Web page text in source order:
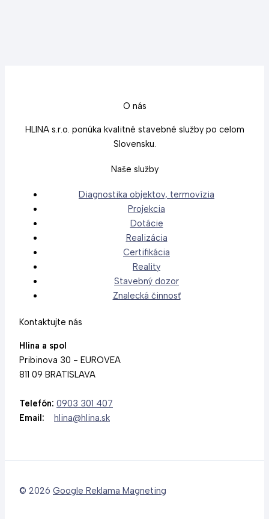
O nás
HLINA s.r.o. ponúka kvalitné stavebné služby po celom
Slovensku.
Naše služby
Diagnostika objektov, termovízia
Projekcia
Dotácie
Realizácia
Certifikácia
Reality
Stavebný dozor
Znalecká činnosť
Kontaktujte nás
Hlina a spol
Pribinova 30 - EUROVEA
811 09 BRATISLAVA
Telefón: 0903 301 407
Email:
hlina@hlina.sk
© 2026 Google Reklama Magneting